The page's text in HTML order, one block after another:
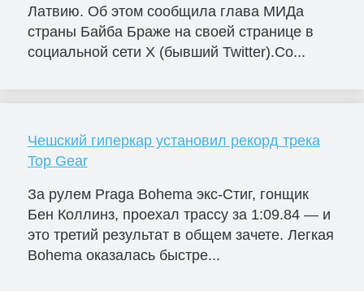
Латвию. Об этом сообщила глава МИДа
страны Байба Браже на своей странице в
социальной сети X (бывший Twitter).Со...
Чешский гиперкар установил рекорд трека
Top Gear
За рулем Praga Bohema экс-Стиг, гонщик
Бен Коллинз, проехал трассу за 1:09.84 — и
это третий результат в общем зачете. Легкая
Bohema оказалась быстре...